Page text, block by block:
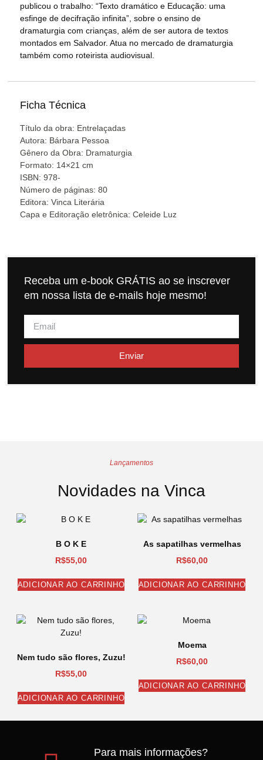
publicou o trabalho: “Texto dramático e Educação: uma
esfinge de decifração infinita”, sobre o ensino de
dramaturgia com crianças, além de ser autora de textos
montados em Salvador. Atua no mercado de dramaturgia
também como roteirista audiovisual.
Ficha Técnica
Título da obra: Entrelaçadas
Autora: Bárbara Pessoa
Gênero da Obra: Dramaturgia
Formato: 14×21 cm
ISBN: 978-
Número de páginas: 80
Editora: Vinca Literária
Capa e Editoração eletrônica: Celeide Luz
Receba um e-book GRÁTIS ao se inscrever
em nossa lista de e-mails hoje mesmo!
Enviar
Lançamentos
Novidades na Vinca
B O K E
R$55,00
ADICIONAR AO CARRINHO
As sapatilhas vermelhas
R$60,00
ADICIONAR AO CARRINHO
Nem tudo são flores, Zuzu!
R$55,00
ADICIONAR AO CARRINHO
Moema
R$60,00
ADICIONAR AO CARRINHO
Para mais informações?